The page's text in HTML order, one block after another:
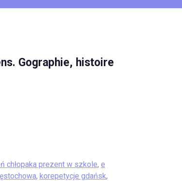
Gographie, histoire
chłopaka prezent w szkole, e
, korepetycje gdańsk,